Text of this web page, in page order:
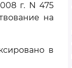
г. N 475
на
в